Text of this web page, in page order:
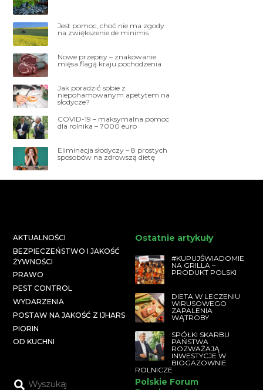
Jest pomoc, choć nie ma zgody
na zwiększenie de minimis
Nowe przepisy – znakowanie
mięsa flagą kraju pochodzenia
Jak poradzić sobie z
niepohamowanym apetytem na
słodycze?
COVID-19 – maksymalna pomoc
dla rolnika – 7000 euro
Eliminacja słodyczy – 8 prostych
sposobów na zdrowszą dietę
AKTUALNOŚCI
BEZPIECZEŃSTWO I JAKOŚĆ
ŻYWNOŚCI
PRAWO
PEST CONTROL
WYDARZENIA
POSTAW NA JAKOŚĆ Z IJHARS
PIORIN
OD KUCHNI
Ostatnie artykuły
#KUPUJŚWIADOMIE
NA GRILLA –
PRODUKT POLSKI
DIETA W LECZENIU
WIRUSOWEGO
ZAPALENIA
WĄTROBY
SPÓŁKI SKARBU
PAŃSTWA
ROZWAŻAJĄ
INWESTYCJE W
BIOGAZOWNIE
ROLNICZE
Polskie Forum